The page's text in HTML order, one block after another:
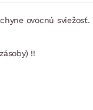
ovocnú
!!